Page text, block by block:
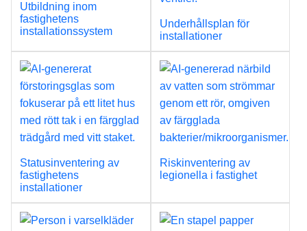
Utbildning inom
fastighetens
installationssystem
Underhållsplan för
installationer
Statusinventering av
fastighetens
installationer
Riskinventering av
legionella i fastighet